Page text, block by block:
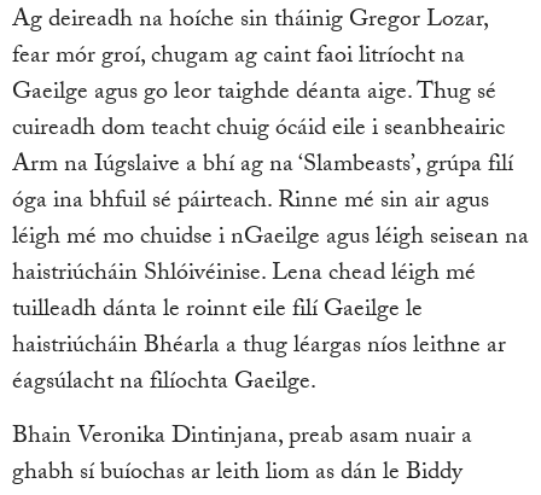
Ag deireadh na hoíche sin tháinig Gregor Lozar,
fear mór groí, chugam ag caint faoi litríocht na
Gaeilge agus go leor taighde déanta aige. Thug sé
cuireadh dom teacht chuig ócáid eile i seanbheairic
Arm na Iúgslaive a bhí ag na ‘Slambeasts’, grúpa filí
óga ina bhfuil sé páirteach. Rinne mé sin air agus
léigh mé mo chuidse i nGaeilge agus léigh seisean na
haistriúcháin Shlóivéinise. Lena chead léigh mé
tuilleadh dánta le roinnt eile filí Gaeilge le
haistriúcháin Bhéarla a thug léargas níos leithne ar
éagsúlacht na filíochta Gaeilge.
Bhain Veronika Dintinjana, preab asam nuair a
ghabh sí buíochas ar leith liom as dán le Biddy